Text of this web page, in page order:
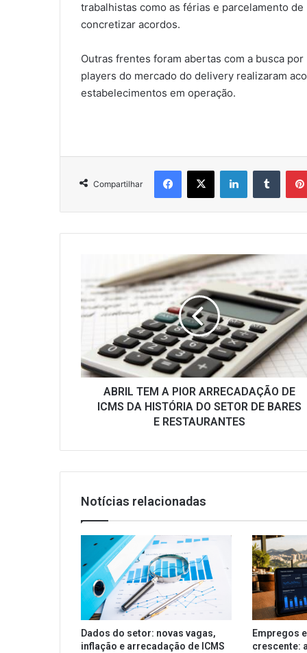
trabalhistas como as férias e parcelamento
concretizar acordos.
Outras frentes foram abertas com a busca
players do mercado do delivery realizaram
estabelecimentos em operação.
Compartilhar
Facebook
X Linkedin
PIOR
ARRECADAÇÃO
ICMS
DA
HISTÓRIA
SETOR
ABRIL TEM A PIOR ARRECADAÇÃO DE
ICMS DA HISTÓRIA DO SETOR DE BARES
E RESTAURANTES
Notícias relacionadas
Dados do setor: novas vagas,
inflação e arrecadação de ICMS
Empregos
crescente: